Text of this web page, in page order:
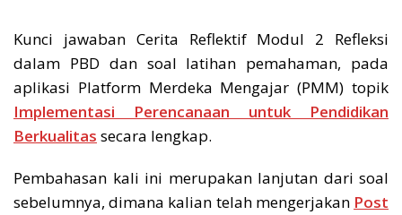
Kunci jawaban Cerita Reflektif Modul 2 Refleksi
dalam PBD dan soal latihan pemahaman, pada
aplikasi Platform Merdeka Mengajar (PMM) topik
Implementasi Perencanaan untuk Pendidikan
Berkualitas secara lengkap.
Pembahasan kali ini merupakan lanjutan dari soal
sebelumnya, dimana kalian telah mengerjakan Post